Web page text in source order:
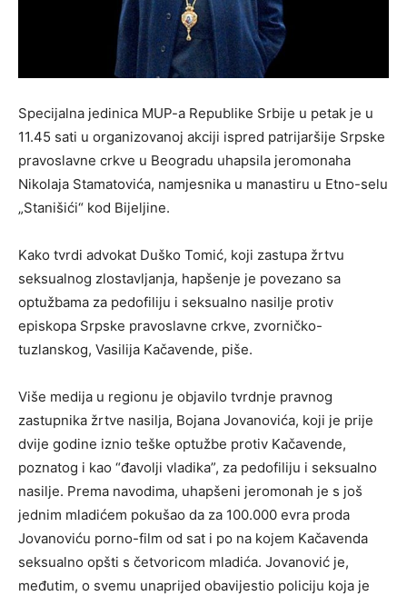
Specijalna jedinica MUP-a Republike Srbije u petak je u
11.45 sati u organizovanoj akciji ispred patrijaršije Srpske
pravoslavne crkve u Beogradu uhapsila jeromonaha
Nikolaja Stamatovića, namjesnika u manastiru u Etno-selu
„Stanišići“ kod Bijeljine.
Kako tvrdi advokat Duško Tomić, koji zastupa žrtvu
seksualnog zlostavljanja, hapšenje je povezano sa
optužbama za pedofiliju i seksualno nasilje protiv
episkopa Srpske pravoslavne crkve, zvorničko-
tuzlanskog, Vasilija Kačavende, piše.
Više medija u regionu je objavilo tvrdnje pravnog
zastupnika žrtve nasilja, Bojana Jovanovića, koji je prije
dvije godine iznio teške optužbe protiv Kačavende,
poznatog i kao “đavolji vladika”, za pedofiliju i seksualno
nasilje. Prema navodima, uhapšeni jeromonah je s još
jednim mladićem pokušao da za 100.000 evra proda
Jovanoviću porno-film od sat i po na kojem Kačavenda
seksualno opšti s četvoricom mladića. Jovanović je,
međutim, o svemu unaprijed obavijestio policiju koja je